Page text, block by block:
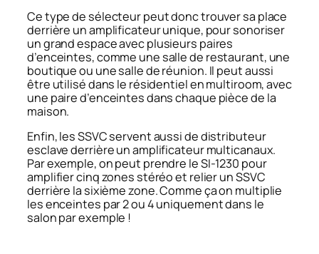
Ce type de sélecteur peut donc trouver sa place
derrière un amplificateur unique, pour sonoriser
un grand espace avec plusieurs paires
d’enceintes, comme une salle de restaurant, une
boutique ou une salle de réunion. Il peut aussi
être utilisé dans le résidentiel en multiroom, avec
une paire d’enceintes dans chaque pièce de la
maison.
Enfin, les SSVC servent aussi de distributeur
esclave derrière un amplificateur multicanaux.
Par exemple, on peut prendre le SI-1230 pour
amplifier cinq zones stéréo et relier un SSVC
derrière la sixième zone. Comme ça on multiplie
les enceintes par 2 ou 4 uniquement dans le
salon par exemple !